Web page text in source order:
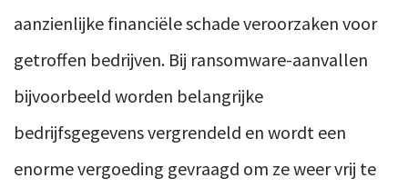
aanzienlijke financiële schade veroorzaken voor
getroffen bedrijven. Bij ransomware-aanvallen
bijvoorbeeld worden belangrijke
bedrijfsgegevens vergrendeld en wordt een
enorme vergoeding gevraagd om ze weer vrij te